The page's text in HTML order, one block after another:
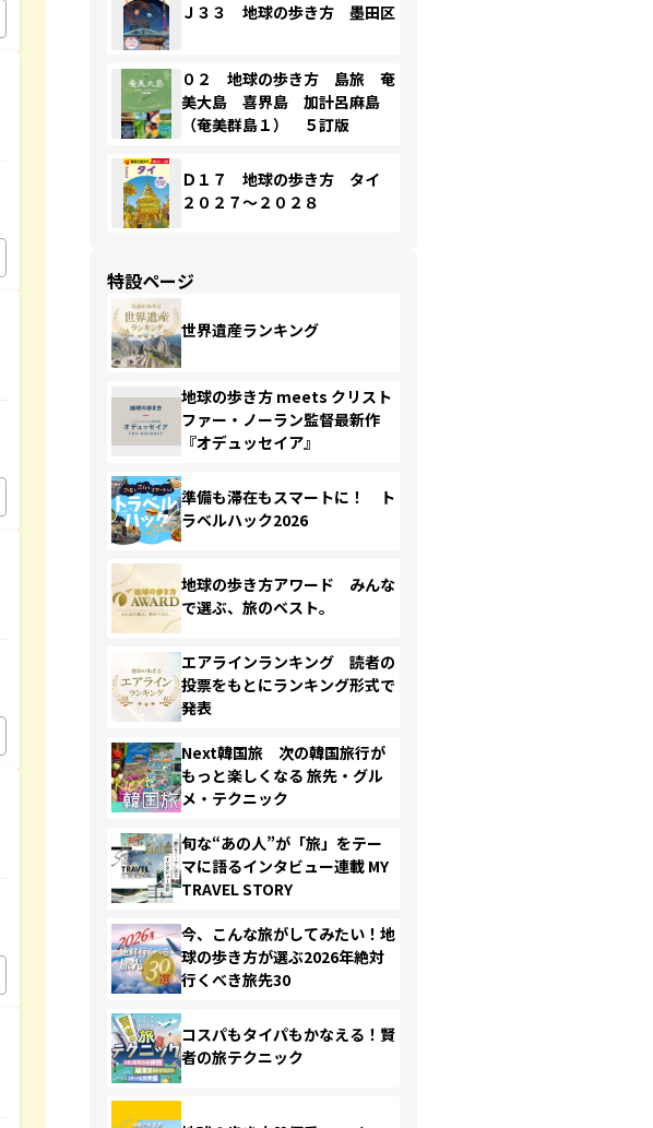
Ｊ３３ 地球の歩き方 墨田区
０２ 地球の歩き方 島旅 奄
美大島 喜界島 加計呂麻島
（奄美群島１） ５訂版
Ｄ１７ 地球の歩き方 タイ
２０２７～２０２８
特設ページ
世界遺産ランキング
地球の歩き方 meets クリスト
ファー・ノーラン監督最新作
『オデュッセイア』
準備も滞在もスマートに！ ト
ラベルハック2026
地球の歩き方アワード みんな
で選ぶ、旅のベスト。
エアラインランキング 読者の
投票をもとにランキング形式で
発表
Next韓国旅 次の韓国旅行が
もっと楽しくなる 旅先・グル
メ・テクニック
旬な“あの人”が「旅」をテー
マに語るインタビュー連載 MY
TRAVEL STORY
今、こんな旅がしてみたい！地
球の歩き方が選ぶ2026年絶対
行くべき旅先30
コスパもタイパもかなえる！賢
者の旅テクニック